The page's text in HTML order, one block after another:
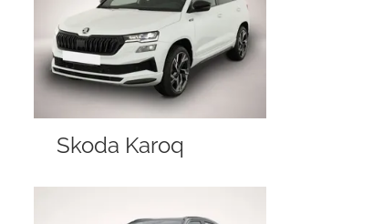
Skoda Karoq